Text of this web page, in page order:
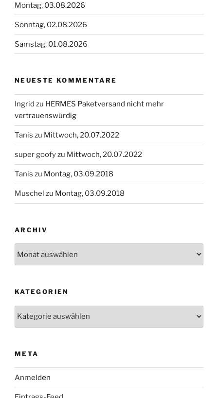
Montag, 03.08.2026
Sonntag, 02.08.2026
Samstag, 01.08.2026
NEUESTE KOMMENTARE
Ingrid zu HERMES Paketversand nicht mehr
vertrauenswürdig
Tanis zu Mittwoch, 20.07.2022
super goofyzu Mittwoch, 20.07.2022
Tanis zu Montag, 03.09.2018
Muschel zu Montag, 03.09.2018
ARCHIV
KATEGORIEN
META
Anmelden